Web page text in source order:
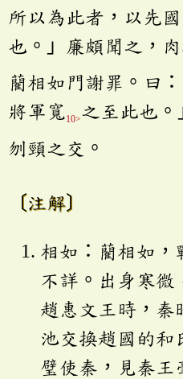
所以為此者，以先
也。」廉頗聞之，
藺相如門謝罪。曰
將軍寬 10> 之至此也。
刎頸之交。
〔注解〕
相如：藺相如，
不詳。出身寒微
趙惠文王時，秦
池交換趙國的和
璧使秦，見秦王